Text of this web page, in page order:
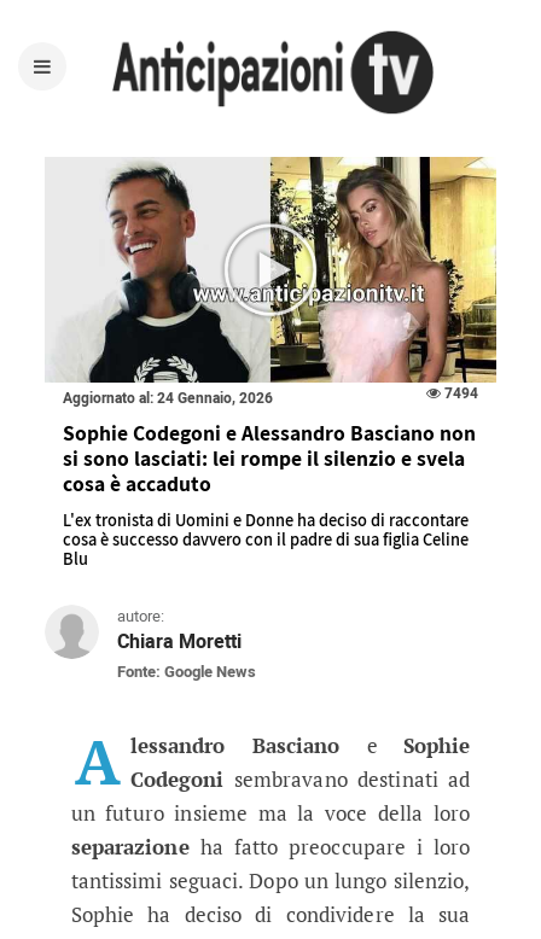
Aggiornato al: 24 Gennaio, 2026 7494
Sophie Codegoni e Alessandro Basciano non
si sono lasciati: lei rompe il silenzio e svela
cosa è accaduto
L'ex tronista di Uomini e Donne ha deciso di raccontare
cosa è successo davvero con il padre di sua figlia Celine
Blu
autore:
Chiara Moretti
Fonte: Google News
Sophie Codegoni e Alessandro
A lessandro Basciano e Sophie
Codegoni sembravano destinati ad
un futuro insieme ma la voce della loro
separazioneha fatto preoccupare i loro
tantissimi seguaci. Dopo un lungo silenzio,
Sophie ha deciso di condividere la sua